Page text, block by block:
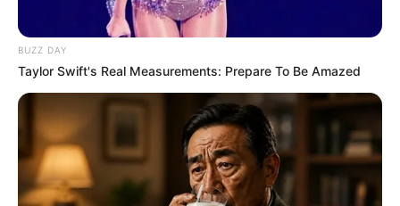
BUZZ DAY
Taylor Swift's Real Measurements: Prepare To Be Amazed